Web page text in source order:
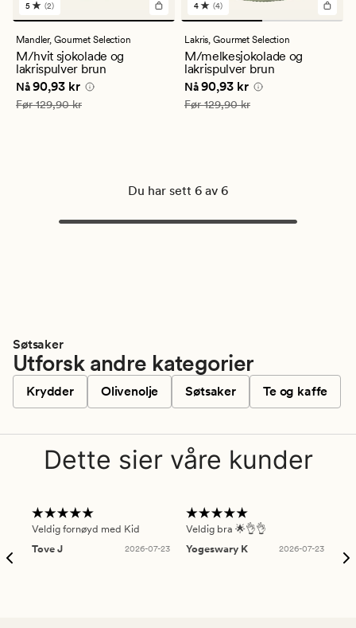
2
anmeldelser
med
en
gjennomsnittlig
vurdering
på
5
5 (2)
Mandler, Gourmet Selection
M/hvit sjokolade og
lakrispulver brun
Nåværende pris
Nå90,93 kr
Vanlig pris 129,90 kr
Før129,90 kr
4
anmeldelser
med
en
gjennomsnittlig
vurdering
på
4
4 (4)
Lakris,Gourmet Selection
M/melkesjokolade og
lakrispulver brun
Nåværende pris
Nå90,93 kr
Vanlig pris 129,90 kr
Før129,90 kr
Du har sett 6 av 6
Søtsaker
Utforsk andre kategorier
Krydder Olivenolje Søtsaker Te og kaffe
Dette sier våre kunder
Veldig fornøyd med Kid
Tove J
2026-07-23
Veldig bra 🌟👌👌
Yogeswary K
2026-07-23